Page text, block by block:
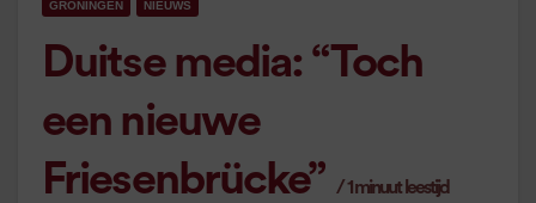
GRONINGEN NIEUWS
Duitse media: “Toch
een nieuwe
Friesenbrücke”
/1 minuut leestijd